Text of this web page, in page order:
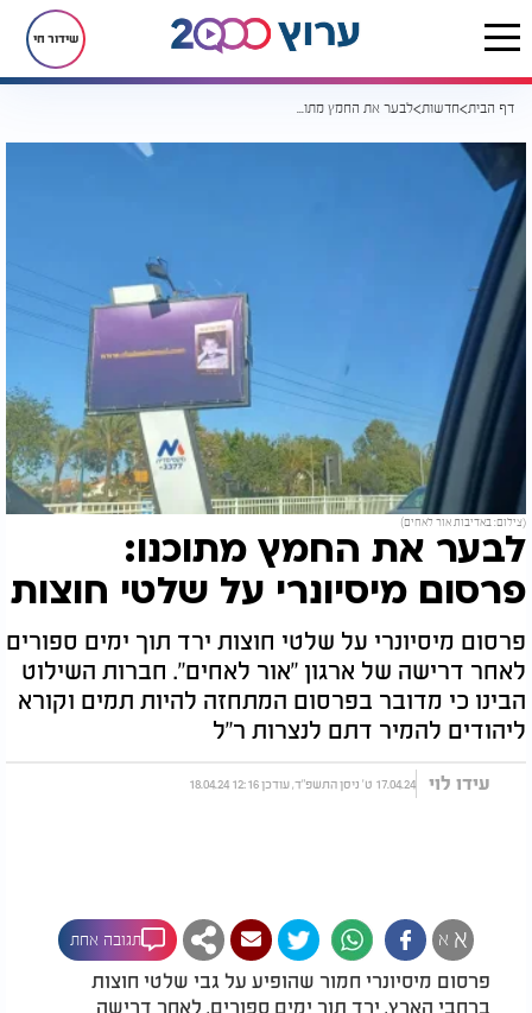
שידור חי
דף הבית חדשות לבער את החמץ מתוכנו: פרסום מיסיונרי על שלטי חוצות
(צילום: באדיבות אור לאחים)
לבער את החמץ מתוכנו:
פרסום מיסיונרי על שלטי חוצות
פרסום מיסיונרי על שלטי חוצות ירד תוך ימים ספורים
לאחר דרישה של ארגון "אור לאחים". חברות השילוט
הבינו כי מדובר בפרסום המתחזה להיות תמים וקורא
ליהודים להמיר דתם לנצרות ר"ל
עידו לוי 17.04.24 ט' ניסן התשפ"ד, עודכן 12:16 18.04.24
א א תגובה אחת
פרסום מיסיונרי חמור שהופיע על גבי שלטי חוצות
ברחבי הארץ, ירד תוך ימים ספורים, לאחר דרישה